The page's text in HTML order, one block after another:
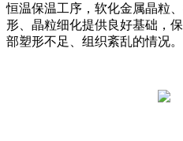
恒温保温工序，软化金属晶粒
形、晶粒细化提供良好基础，
部塑形不足、组织紊乱的情况。